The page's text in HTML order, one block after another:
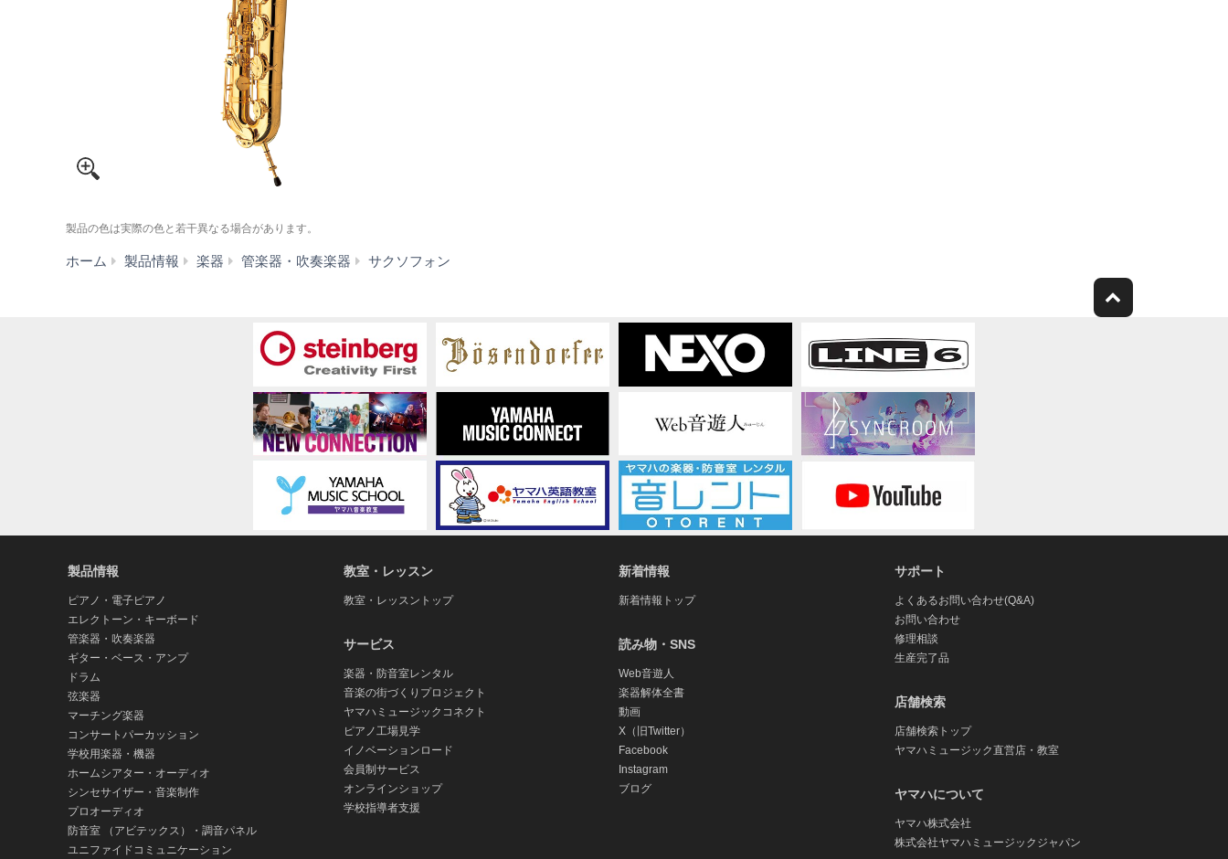
製品の色は実際の色と若干異なる場合があります。
ホーム 製品情報 楽器 管楽器・吹奏楽器 サクソフォン
売)
製品情報
ピアノ・電子ピアノ
エレクトーン・キーボード
管楽器・吹奏楽器
ギター・ベース・アンプ
ドラム
弦楽器
マーチング楽器
コンサートパーカッション
学校用楽器・機器
ホームシアター・オーディオ
シンセサイザー・音楽制作
プロオーディオ
防音室 （アビテックス）・調音パネル
ユニファイドコミュニケーション
教室・レッスン
教室・レッスントップ
サービス
楽器・防音室レンタル
音楽の街づくりプロジェクト
ヤマハミュージックコネクト
ピアノ工場見学
イノベーションロード
会員制サービス
オンラインショップ
学校指導者支援
新着情報
新着情報トップ
読み物・SNS
Web音遊人
楽器解体全書
動画
X（旧Twitter）
Facebook
Instagram
ブログ
サポート
よくあるお問い合わせ(Q&A)
お問い合わせ
修理相談
生産完了品
店舗検索
店舗検索トップ
ヤマハミュージック直営店・教室
ヤマハについて
ヤマハ株式会社
株式会社ヤマハミュージックジャパン